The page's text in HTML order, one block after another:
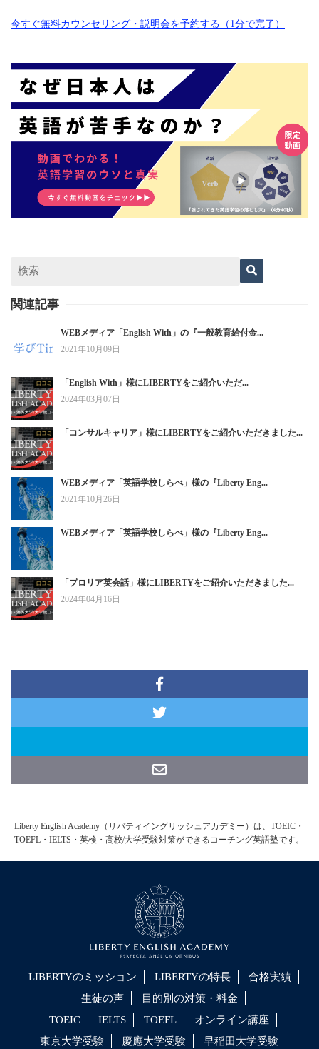
今すぐ無料カウンセリング・説明会を予約する（1分で完了）
関連記事
WEBメディア「English With」の『一般教育給付金...
2021年10月09日
「English With」様にLIBERTYをご紹介いただ...
2024年03月07日
「コンサルキャリア」様にLIBERTYをご紹介いただきました...
WEBメディア「英語学校しらべ」様の『Liberty Eng...
2021年10月26日
WEBメディア「英語学校しらべ」様の『Liberty Eng...
「プロリア英会話」様にLIBERTYをご紹介いただきました...
2024年04月16日
Liberty English Academy（リバティイングリッシュアカデミー）は、TOEIC・
TOEFL・IELTS・英検・高校/大学受験対策ができるコーチング英語塾です。
LIBERTYのミッション LIBERTYの特長
合格実績
生徒の声
目的別の対策・料金
TOEIC
IELTS TOEFL
オンライン講座
東京大学受験
慶應大学受験 早稲田大学受験